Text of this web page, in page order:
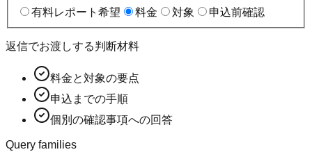
有料レポート希望
料金 対象 申込前確認
返信でお渡しする判断材料
料金と対象の要点
申込までの手順
個別の確認事項への回答
Query families